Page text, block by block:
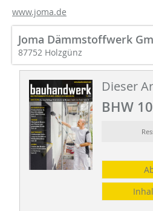
www.joma.de
Joma Dämmstoffwerk
87752 Holzgünz
Dieser
BHW